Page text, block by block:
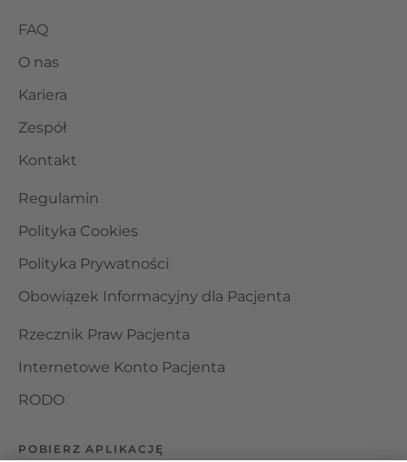
FAQ
O nas
Kariera
Zespół
Kontakt
Regulamin
Polityka Cookies
Polityka Prywatności
Obowiązek Informacyjny dla Pacjenta
Rzecznik Praw Pacjenta
Internetowe Konto Pacjenta
RODO
POBIERZ APLIKACJĘ